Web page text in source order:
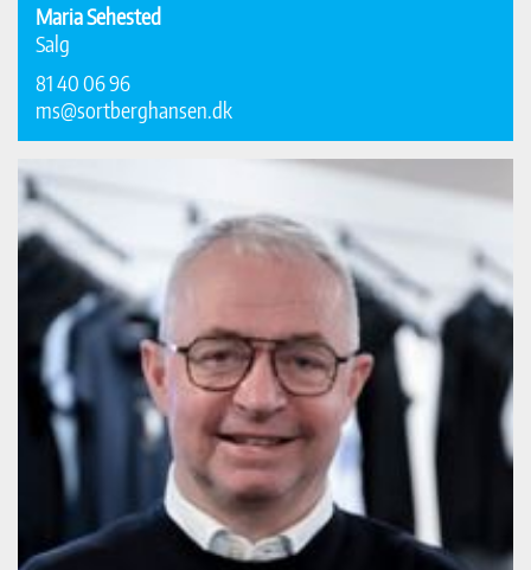
Maria Sehested
Salg
81 40 06 96
ms@sortberghansen.dk